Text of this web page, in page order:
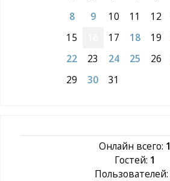
8
9 10 11 12
15
17 18 19
22
23 24 25 26
29
30 31
Онлайн всего: 1
Гостей: 1
Пользователей: